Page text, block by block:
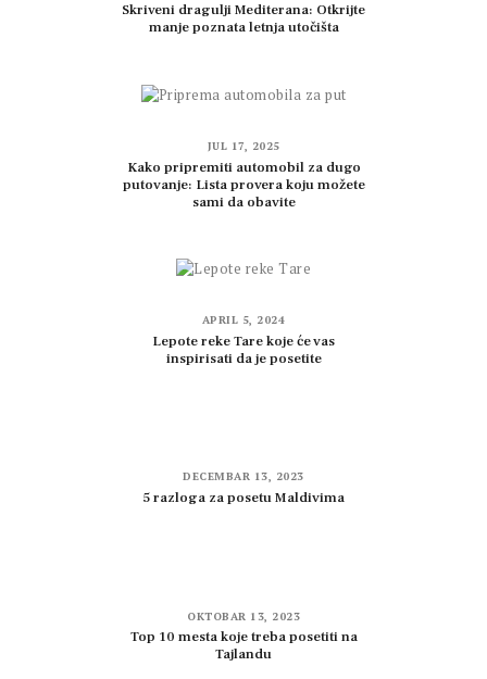
Skriveni dragulji Mediterana: Otkrijte
manje poznata letnja utočišta
JUL 17, 2025
Kako pripremiti automobil za dugo
putovanje: Lista provera koju možete
sami da obavite
APRIL 5, 2024
Lepote reke Tare koje će vas
inspirisati da je posetite
DECEMBAR 13, 2023
5 razloga za posetu Maldivima
OKTOBAR 13, 2023
Top 10 mesta koje treba posetiti na
Tajlandu